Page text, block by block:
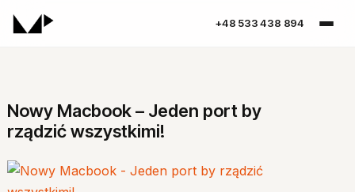
Nowy Macbook – Jeden port by
rządzić wszystkimi!
+48 533 438 894